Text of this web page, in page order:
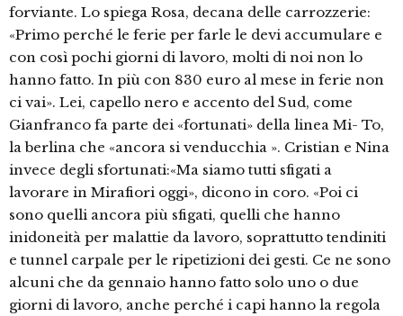
forviante. Lo spiega Rosa, decana delle carrozzerie:
«Primo perché le ferie per farle le devi accumulare e
con così pochi giorni di lavoro, molti di noi non lo
hanno fatto. In più con 830 euro al mese in ferie non
ci vai». Lei, capello nero e accento del Sud, come
Gianfranco fa parte dei «fortunati» della linea Mi- To,
la berlina che «ancora si venducchia ». Cristian e Nina
invece degli sfortunati:«Ma siamo tutti sfigati a
lavorare in Mirafiori oggi», dicono in coro. «Poi ci
sono quelli ancora più sfigati, quelli che hanno
inidoneità per malattie da lavoro, soprattutto tendiniti
e tunnel carpale per le ripetizioni dei gesti. Ce ne sono
alcuni che da gennaio hanno fatto solo uno o due
giorni di lavoro, anche perché i capi hanno la regola